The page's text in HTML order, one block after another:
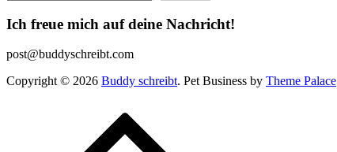
Ich freue mich auf deine Nachricht!
post@buddyschreibt.com
Copyright © 2026 Buddy schreibt. Pet Business by Theme Palace